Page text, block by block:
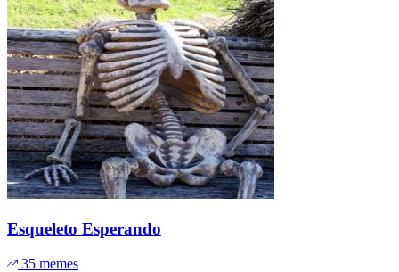
Esqueleto Esperando
35 memes